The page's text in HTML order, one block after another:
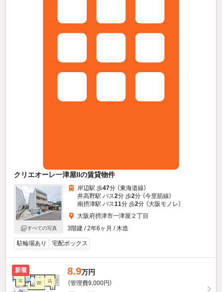
クリエオーレ一津屋IIの賃貸物件
すべての写真
岸辺駅 歩47分 （東海道線）
井高野駅 バス2分 歩2分 （今里筋線）
南摂津駅 バス11分 歩2分 （大阪モノレ）
大阪府摂津市一津屋２丁目
3階建 / 2年6ヶ月 / 木造
駐輪場あり 宅配ボックス
新着 8.9万円
（管理費9,000円）